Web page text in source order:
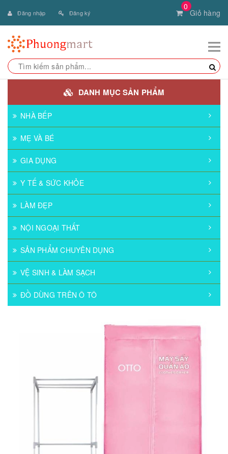
0
Giỏ hàng
Đăng nhập Đăng ký
DANH MỤC SẢN PHẨM
NHÀ BẾP
MẸ VÀ BÉ
GIA DỤNG
Y TẾ & SỨC KHỎE
LÀM ĐẸP
NỘI NGOẠI THẤT
SẢN PHẨM CHUYÊN DỤNG
VỆ SINH & LÀM SẠCH
ĐỒ DÙNG TRÊN Ô TÔ